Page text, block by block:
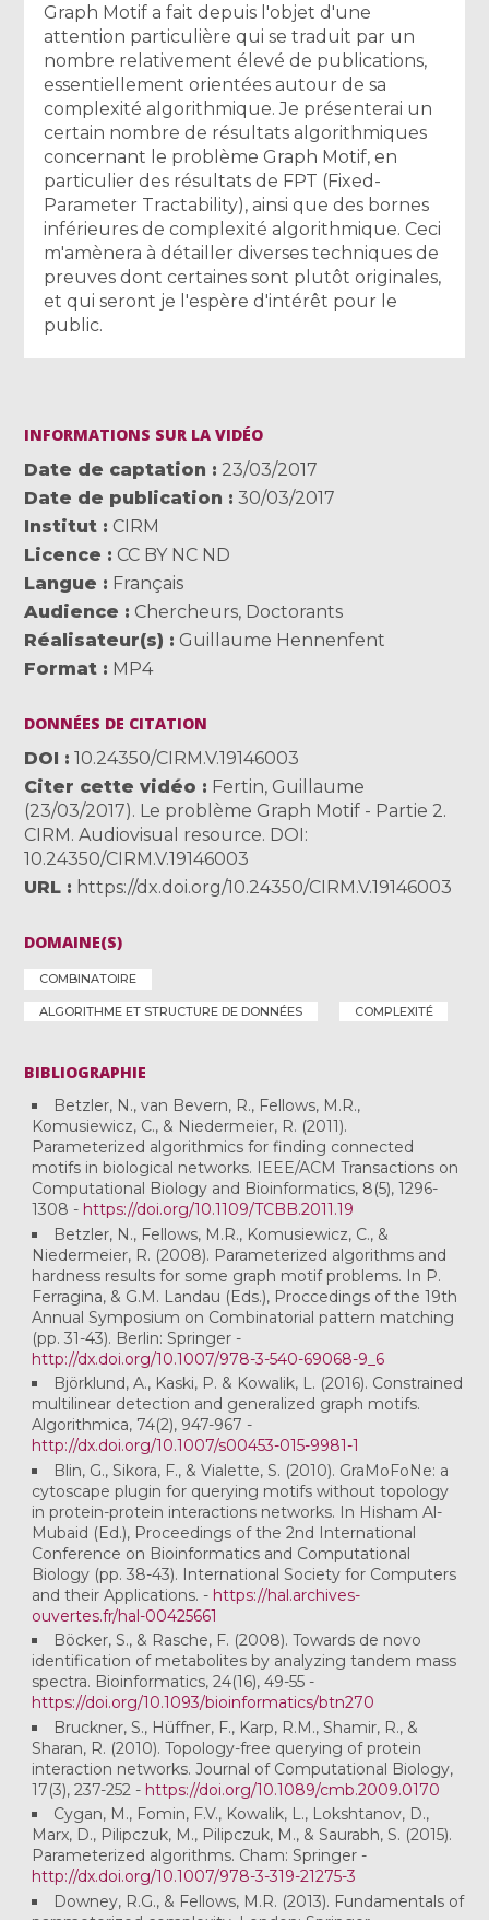
Graph Motif a fait depuis l'objet d'une
attention particulière qui se traduit par un
nombre relativement élevé de publications,
essentiellement orientées autour de sa
complexité algorithmique. Je présenterai un
certain nombre de résultats algorithmiques
concernant le problème Graph Motif, en
particulier des résultats de FPT (Fixed-
Parameter Tractability), ainsi que des bornes
inférieures de complexité algorithmique. Ceci
m'amènera à détailler diverses techniques de
preuves dont certaines sont plutôt originales,
et qui seront je l'espère d'intérêt pour le
public.
INFORMATIONS SUR LA VIDÉO
Date de captation
23/03/2017
Date de publication
30/03/2017
Institut
CIRM
Licence
CC BY NC ND
Langue
Français
Audience
Chercheurs, Doctorants
Réalisateur(s)
Guillaume Hennenfent
Format
MP4
DONNÉES DE CITATION
DOI
10.24350/CIRM.V.19146003
Citer cette vidéo
Fertin, Guillaume
(23/03/2017). Le problème Graph Motif - Partie 2.
CIRM. Audiovisual resource. DOI:
10.24350/CIRM.V.19146003
URL
https://dx.doi.org/10.24350/CIRM.V.19146003
DOMAINE(S)
COMBINATOIRE
ALGORITHME ET STRUCTURE DE DONNÉES COMPLEXITÉ
BIBLIOGRAPHIE
Betzler, N., van Bevern, R., Fellows, M.R.,
Komusiewicz, C., & Niedermeier, R. (2011).
Parameterized algorithmics for finding connected
motifs in biological networks. IEEE/ACM Transactions on
Computational Biology and Bioinformatics, 8(5), 1296-
1308 - https://doi.org/10.1109/TCBB.2011.19
Betzler, N., Fellows, M.R., Komusiewicz, C., &
Niedermeier, R. (2008). Parameterized algorithms and
hardness results for some graph motif problems. In P.
Ferragina, & G.M. Landau (Eds.), Proccedings of the 19th
Annual Symposium on Combinatorial pattern matching
(pp. 31-43). Berlin: Springer -
http://dx.doi.org/10.1007/978-3-540-69068-9_6
Björklund, A., Kaski, P. & Kowalik, L. (2016). Constrained
multilinear detection and generalized graph motifs.
Algorithmica, 74(2), 947-967 -
http://dx.doi.org/10.1007/s00453-015-9981-1
Blin, G., Sikora, F., & Vialette, S. (2010). GraMoFoNe: a
cytoscape plugin for querying motifs without topology
in protein-protein interactions networks. In Hisham Al-
Mubaid (Ed.), Proceedings of the 2nd International
Conference on Bioinformatics and Computational
Biology (pp. 38-43). International Society for Computers
and their Applications. - https://hal.archives-
ouvertes.fr/hal-00425661
Böcker, S., & Rasche, F. (2008). Towards de novo
identification of metabolites by analyzing tandem mass
spectra. Bioinformatics, 24(16), 49-55 -
https://doi.org/10.1093/bioinformatics/btn270
Bruckner, S., Hüffner, F., Karp, R.M., Shamir, R., &
Sharan, R. (2010). Topology-free querying of protein
interaction networks. Journal of Computational Biology,
17(3), 237-252 - https://doi.org/10.1089/cmb.2009.0170
Cygan, M., Fomin, F.V., Kowalik, L., Lokshtanov, D.,
Marx, D., Pilipczuk, M., Pilipczuk, M., & Saurabh, S. (2015).
Parameterized algorithms. Cham: Springer -
http://dx.doi.org/10.1007/978-3-319-21275-3
Downey, R.G., & Fellows, M.R. (2013). Fundamentals of